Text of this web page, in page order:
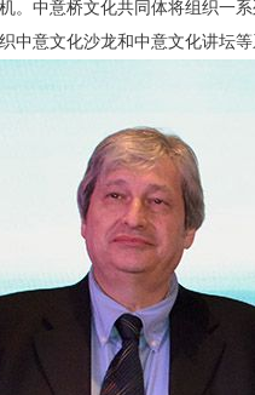
。中意桥文化共同体将组织一
中意文化沙龙和中意文化讲坛等